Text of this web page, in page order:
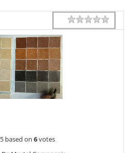
Rating 1 star
2
3
4
5
5based on 6votes